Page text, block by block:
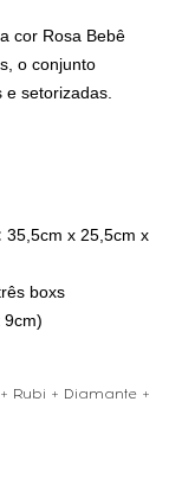
cor Rosa Bebê
o conjunto
setorizadas.
35,5cm x 25,5cm x
boxs
9cm)
Rubi + Diamante +